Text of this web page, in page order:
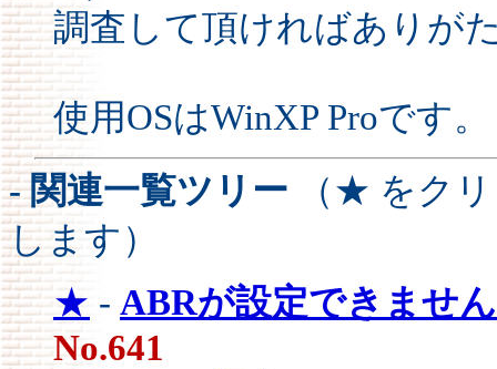
調査して頂ければありが
使用OSはWinXP Proです。
- 関連一覧ツリー （★ をク
します）
★ - ABRが設定できませ
No.641